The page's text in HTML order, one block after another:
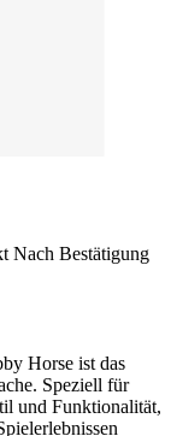
Nach Bestätigung
Horse ist das
Speziell für
und Funktionalität,